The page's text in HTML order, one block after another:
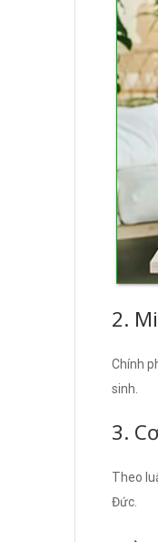
2.
Chính
sinh.
3.
Theo
Đức.